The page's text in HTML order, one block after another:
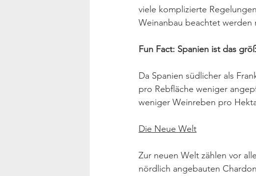
viele komplizierte
Weinanbau beachtet werden
Fun Fact: Spanien ist das
Da Spanien südlicher als
pro Rebfläche weniger
weniger Weinreben pro
Die Neue Welt
Zur neuen Welt zählen vor
nördlich angebauten